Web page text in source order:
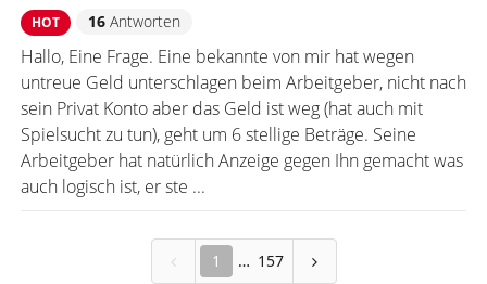
HOT 16Antworten
Hallo, Eine Frage. Eine bekannte von mir hat wegen
untreue Geld unterschlagen beim Arbeitgeber, nicht nach
sein Privat Konto aber das Geld ist weg (hat auch mit
Spielsucht zu tun), geht um 6 stellige Beträge. Seine
Arbeitgeber hat natürlich Anzeige gegen Ihn gemacht was
auch logisch ist, er ste ...
1 157